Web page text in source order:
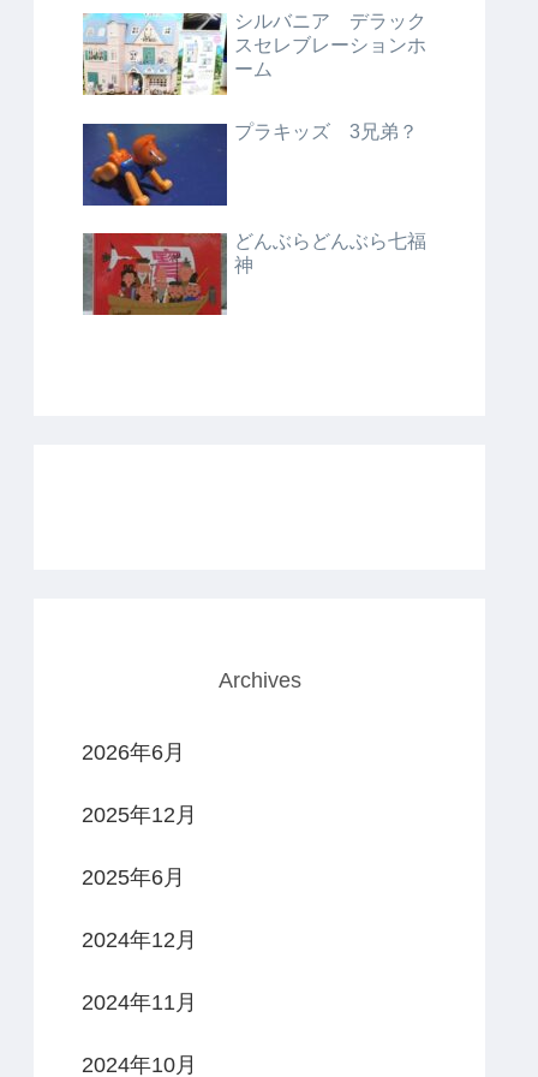
シルバニア デラック
スセレブレーションホ
ーム
プラキッズ 3兄弟？
どんぶらどんぶら七福
神
Archives
2026年6月
2025年12月
2025年6月
2024年12月
2024年11月
2024年10月